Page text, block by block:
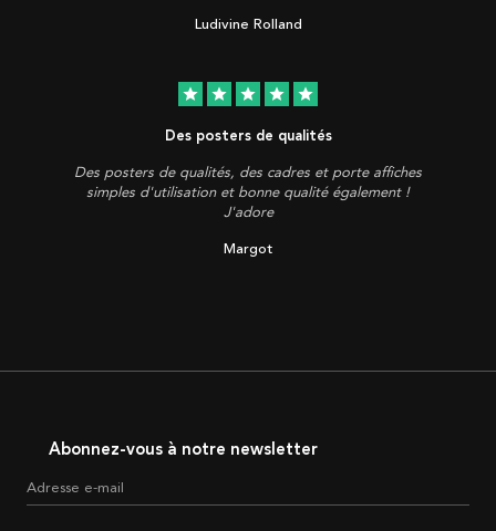
Ludivine Rolland
star star star star star
Des posters de qualités
Des posters de qualités, des cadres et porte affiches
simples d'utilisation et bonne qualité également !
J'adore
Margot
Abonnez-vous à notre newsletter
Adresse e-mail